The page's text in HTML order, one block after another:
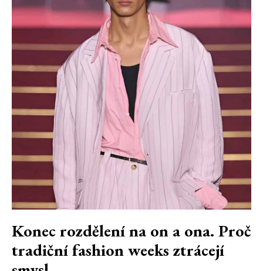
Konec rozdělení na on a ona. Proč
tradiční fashion weeks ztrácejí